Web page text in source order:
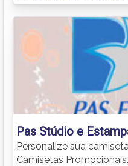
Pas Stúdio e
Personalize sua
Camisetas Promocionais.